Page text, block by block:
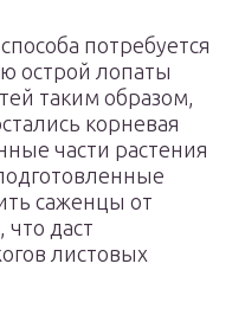
потребуется
острой лопаты
таким образом,
корневая
части растения
саженцы от
даст
листовых